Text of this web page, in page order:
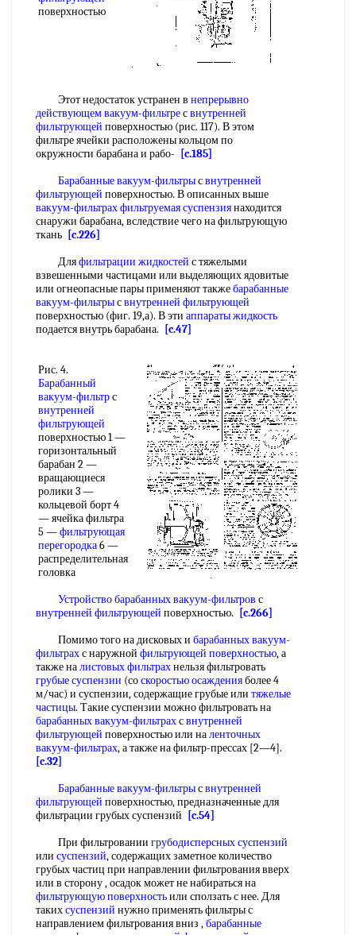
поверхностью
Этот недостаток устранен в непрерывно
действующем вакуум-фильтресвнутренней
фильтрующей поверхностью (рис. 117). В этом
фильтре ячейки расположены кольцом по
окружности барабана и рабо-
[c.185]
Барабанные вакуум-фильтрысвнутренней
фильтрующей поверхностью. В описанных выше
вакуум-фильтрахфильтруемая суспензиянаходится
снаружи барабана, вследствие чего на фильтрующую
ткань [c.226]
Дляфильтрации жидкостей с тяжелыми
взвешенными частицами или выделяющих ядовитые
или огнеопасные пары применяют такжебарабанные
вакуум-фильтрысвнутренней фильтрующей
поверхностью (фиг. 19,а). В эти аппараты жидкость
подается внутрь барабана.
[c.47]
Рис. 4.
Барабанный
вакуум-фильтрс
внутренней
фильтрующей
поверхностью 1 —
горизонтальный
барабан 2 —
вращающиеся
ролики 3 —
кольцевой борт 4
— ячейка фильтра
5 —фильтрующая
перегородка6 —
распределительная
головка
Устройство барабанных вакуум-фильтров с
внутренней фильтрующей поверхностью.
[c.266]
Помимо того на дисковых и барабанных вакуум-
фильтрахс наружной фильтрующей поверхностью, а
также налистовых фильтрахнельзя фильтровать
грубые суспензии (соскоростью осажденияболее 4
м/час) и суспензии, содержащие грубые или тяжелые
частицы. Такие суспензии можно фильтровать на
барабанных вакуум-фильтрахсвнутренней
фильтрующей поверхностью или наленточных
вакуум-фильтрах, а также на фильтр-прессах [2—4].
[c.32]
Барабанные вакуум-фильтрысвнутренней
фильтрующей поверхностью, предназначенные для
фильтрации грубых суспензий
[c.54]
При фильтровании грубодисперсныхсуспензий
или суспензий, содержащих заметное количество
грубых частиц при направлении фильтрования вверх
или в сторону , осадок может не набираться на
фильтрующую поверхностьили сползать с нее. Для
такихсуспензий нужно применять фильтры с
направлением фильтрования вниз ,барабанные